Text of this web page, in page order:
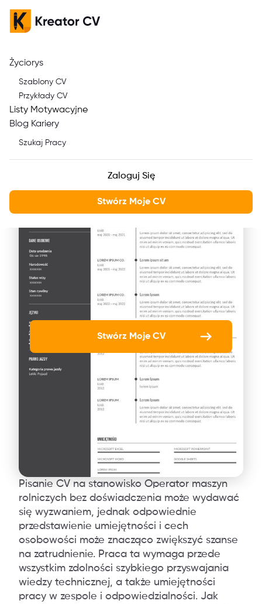
Życiorys
Szablony CV
Przykłady CV
Listy Motywacyjne
Blog Kariery
Szukaj Pracy
Zaloguj Się
Stwórz Moje CV
Jak napisać CV dla
Operatora Maszyn
Rolniczych bez
Doświadczenia
Stwórz Moje CV
Pisanie CV na stanowisko Operator maszyn
rolniczych bez doświadczenia może wydawać
się wyzwaniem, jednak odpowiednie
przedstawienie umiejętności i cech
osobowości może znacząco zwiększyć szanse
na zatrudnienie. Praca ta wymaga przede
wszystkim zdolności szybkiego przyswajania
wiedzy technicznej, a także umiejętności
pracy w zespole i odpowiedzialności. Jak